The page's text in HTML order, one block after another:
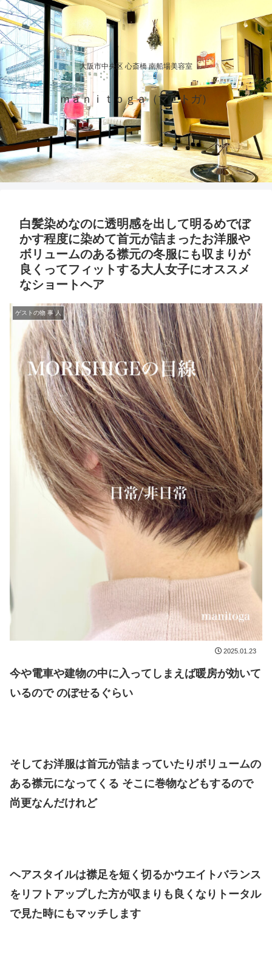
大阪市中央区 心斎橋 南船場美容室
ｍａｎｉｔｏｇａ（マニトガ）
白髪染めなのに透明感を出して明るめでぼ
かす程度に染めて首元が詰まったお洋服や
ボリュームのある襟元の冬服にも収まりが
良くってフィットする大人女子にオススメ
なショートヘア
ゲストの物 事 人
2025.01.23
今や電車や建物の中に入ってしまえば暖房が効いて
いるので のぼせるぐらい
そしてお洋服は首元が詰まっていたりボリュームの
ある襟元になってくる そこに巻物などもするので
尚更なんだけれど
ヘアスタイルは襟足を短く切るかウエイトバランス
をリフトアップした方が収まりも良くなりトータル
で見た時にもマッチします